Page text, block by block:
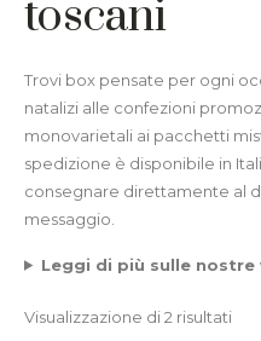
toscani
Trovi box pensate per ogni
natalizi alle confezioni
monovarietali ai pacchetti
spedizione è disponibile in
consegnare direttamente al
messaggio.
Leggi di più sulle nostre
Visualizzazione di 2 risultati